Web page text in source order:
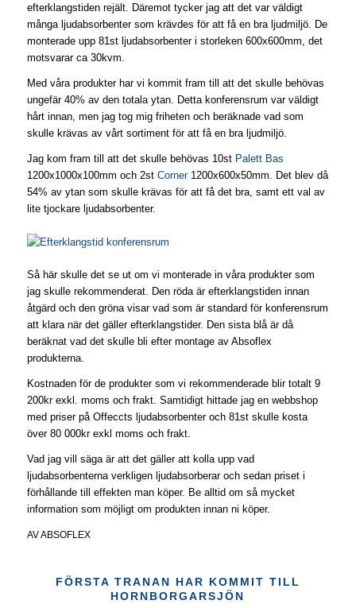
efterklangstiden rejält. Däremot tycker jag att det var väldigt
många ljudabsorbenter som krävdes för att få en bra ljudmiljö. De
monterade upp 81st ljudabsorbenter i storleken 600x600mm, det
motsvarar ca 30kvm.
Med våra produkter har vi kommit fram till att det skulle behövas
ungefär 40% av den totala ytan. Detta konferensrum var väldigt
hårt innan, men jag tog mig friheten och beräknade vad som
skulle krävas av vårt sortiment för att få en bra ljudmiljö.
Jag kom fram till att det skulle behövas 10st Palett Bas
1200x1000x100mm och 2st Corner 1200x600x50mm. Det blev då
54% av ytan som skulle krävas för att få det bra, samt ett val av
lite tjockare ljudabsorbenter.
Så här skulle det se ut om vi monterade in våra produkter som
jag skulle rekommenderat. Den röda är efterklangstiden innan
åtgärd och den gröna visar vad som är standard för konferensrum
att klara när det gäller efterklangstider. Den sista blå är då
beräknat vad det skulle bli efter montage av Absoflex
produkterna.
Kostnaden för de produkter som vi rekommenderade blir totalt 9
200kr exkl. moms och frakt. Samtidigt hittade jag en webbshop
med priser på Offeccts ljudabsorbenter och 81st skulle kosta
över 80 000kr exkl moms och frakt.
Vad jag vill säga är att det gäller att kolla upp vad
ljudabsorbenterna verkligen ljudabsorberar och sedan priset i
förhållande till effekten man köper. Be alltid om så mycket
information som möjligt om produkten innan ni köper.
AVABSOFLEX
FÖRSTA TRANAN HAR KOMMIT TILL
HORNBORGARSJÖN